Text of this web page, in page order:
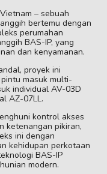
– sebuah
bertemu dengan
perumahan
BAS-IP, yang
dan kenyamanan.
proyek ini
masuk multi-
individual AV-03D
AZ-07LL.
kontrol akses
ketenangan pikiran,
ini dengan
kehidupan perkotaan
BAS-IP
modern.